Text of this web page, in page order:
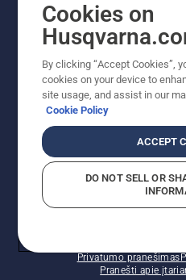
© „Husqvarna AB“ (leid).
Nurodoma
įskaitant PVM. RMK yra
rekomenduoja
"Husqvarna Lietuva"
Privatumo pranešimas
Pranešti apie
Cookies on
By clicking “Accept Cookies”,
cookies on your device to
site usage, and assist in our
Cookie Policy
ACCEPT
DO NOT SELL OR